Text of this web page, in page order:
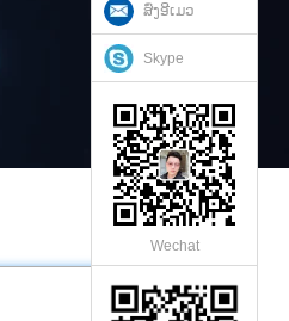
ສົ່ງອີເມວ
Skype
Wechat